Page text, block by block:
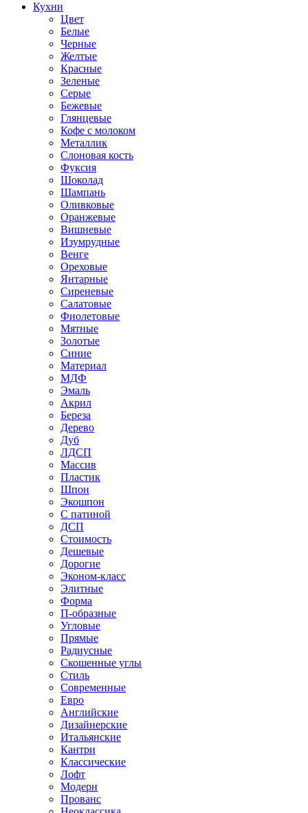
Кухни
Цвет
Белые
Черные
Желтые
Красные
Зеленые
Серые
Бежевые
Глянцевые
Кофе с молоком
Металлик
Слоновая кость
Фуксия
Шоколад
Шампань
Оливковые
Оранжевые
Вишневые
Изумрудные
Венге
Ореховые
Янтарные
Сиреневые
Салатовые
Фиолетовые
Мятные
Золотые
Синие
Материал
МДФ
Эмаль
Акрил
Береза
Дерево
Дуб
ЛДСП
Массив
Пластик
Шпон
Экошпон
С патиной
ДСП
Стоимость
Дешевые
Дорогие
Эконом-класс
Элитные
Форма
П-образные
Угловые
Прямые
Радиусные
Скошенные углы
Стиль
Современные
Евро
Английские
Дизайнерские
Итальянские
Кантри
Классические
Лофт
Модерн
Прованс